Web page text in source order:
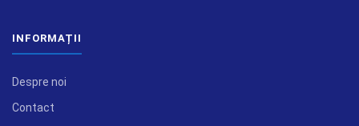
INFORMAȚII
Despre noi
Contact